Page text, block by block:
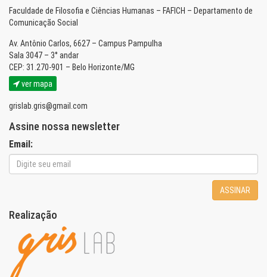
Faculdade de Filosofia e Ciências Humanas – FAFICH – Departamento de
Comunicação Social
Av. Antônio Carlos, 6627 – Campus Pampulha
Sala 3047 – 3° andar
CEP: 31.270-901 – Belo Horizonte/MG
ver mapa
grislab.gris@gmail.com
Assine nossa newsletter
Email:
ASSINAR
Realização